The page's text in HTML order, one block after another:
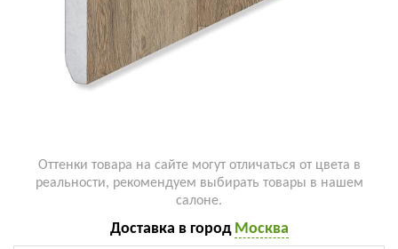
Оттенки товара на сайте могут отличаться от цвета в
реальности, рекомендуем выбирать товары в нашем
салоне.
Доставка в город Москва